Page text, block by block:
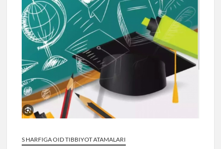
S HARFIGA OID TIBBIYOT ATAMALARI